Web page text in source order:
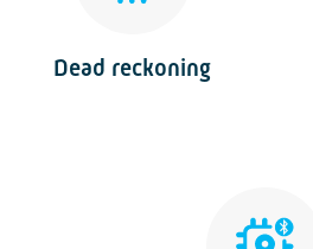
Dead reckoning